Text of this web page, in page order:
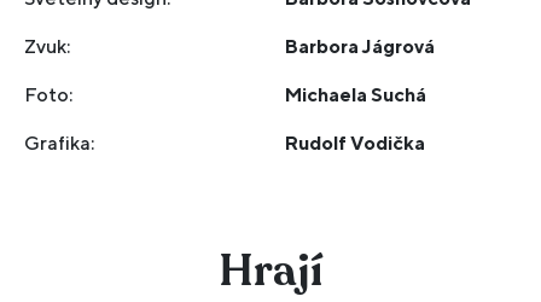
Zvuk: Barbora Jágrová
Foto: Michaela Suchá
Grafika: Rudolf Vodička
Hrají